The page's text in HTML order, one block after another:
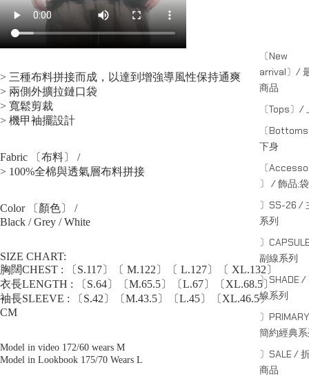
〔New
arrival〕/
商品
〔Tops〕/
〔
下身
〔
〕 / 飾品;袋
〕SS-26 /
系列
〕
副線系列
〕SHADE /
線系列
〕
簡約經典
〕SALE /
商品
> 三種布料拼接而成，以達到增強導風性保持通爽
> 兩側外擴拉鏈口袋
> 寬鬆剪裁
> 機甲袖擺設計
Fabric 〔布料〕 /
> 100%全棉與透氣層布料拼接
Color 〔顏色〕 /
Black / Grey / White
SIZE CHART:
胸闊CHEST : 〔S.117〕〔 M.122〕〔 L.127〕〔 XL.132〕
衣長LENGTH : 〔S.64〕〔M.65.5〕〔L.67〕〔XL.68.5〕
袖長SLEEVE : 〔S.42〕〔M.43.5〕〔L.45〕〔XL.46.5〕
CM
Model in video 172/60 wears M
Model in Lookbook 175/70 Wears L